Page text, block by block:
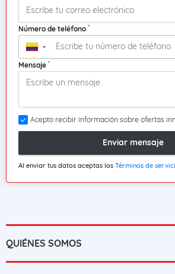
Número de teléfono *
▼
Mensaje *
Acepto recibir información sobre ofertas
Enviar mensaje
Al enviar tus datos aceptas los Términos de
QUIÉNES SOMOS